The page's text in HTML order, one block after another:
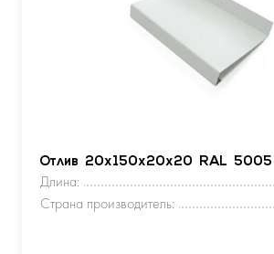
Отлив 20х150х20х20 RAL 5005
Длина:
Страна производитель: